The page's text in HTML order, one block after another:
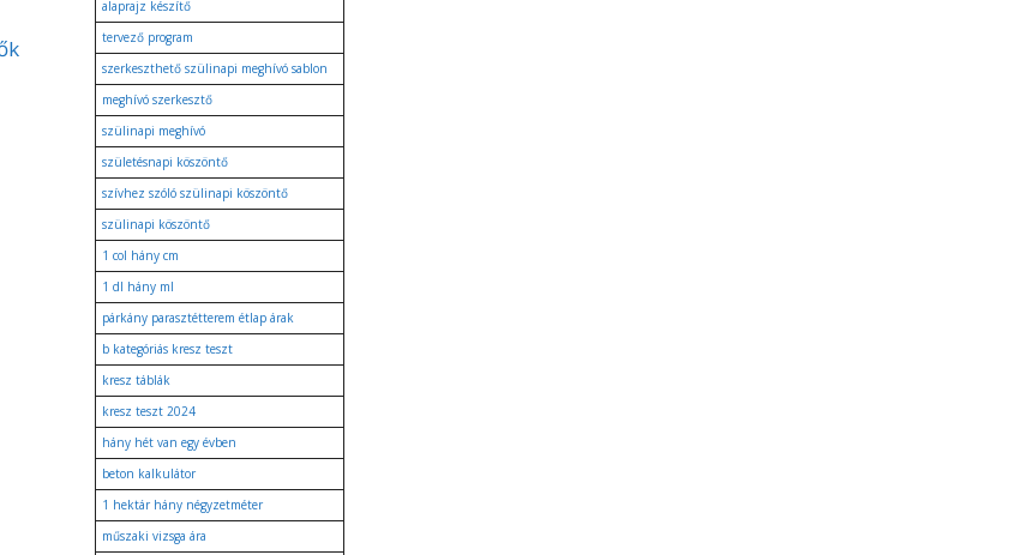
alaprajz készítő
tervező program
szerkeszthető szülinapi meghívó sablon
meghívó szerkesztő
szülinapi meghívó
születésnapi köszöntő
szívhez szóló szülinapi köszöntő
szülinapi köszöntő
1 col hány cm
1 dl hány ml
párkány parasztétterem étlap árak
b kategóriás kresz teszt
kresz táblák
kresz teszt 2024
hány hét van egy évben
beton kalkulátor
1 hektár hány négyzetméter
műszaki vizsga ára